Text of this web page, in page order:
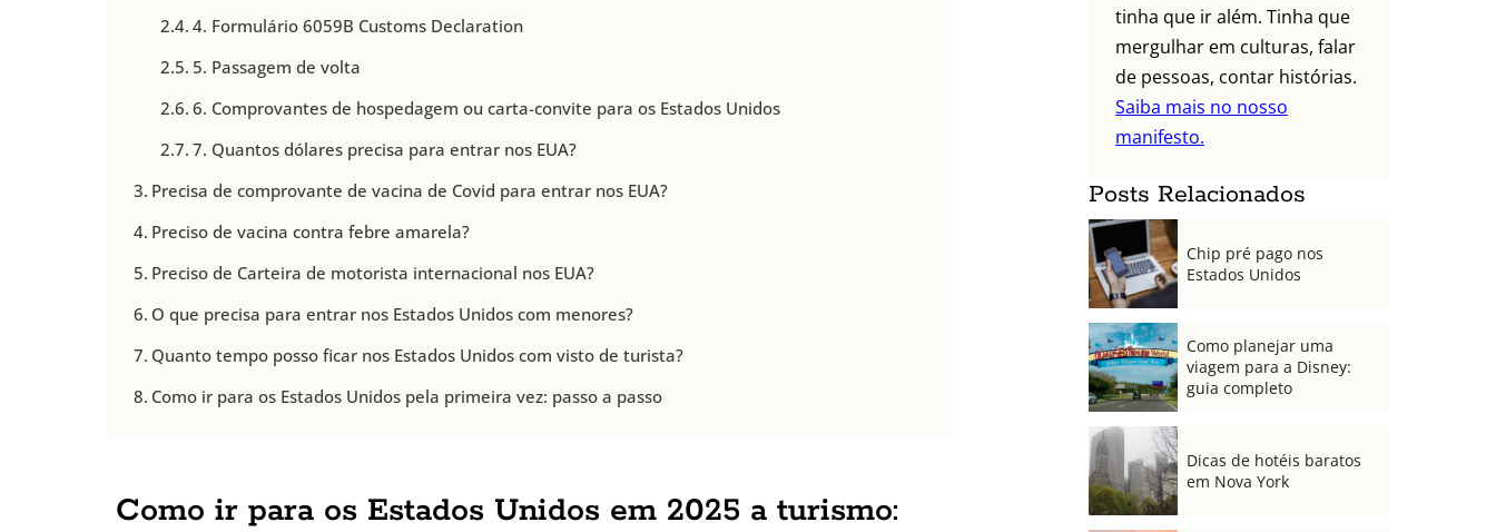
4. Formulário 6059B Customs Declaration
5. Passagem de volta
6. Comprovantes de hospedagem ou carta-convite para os Estados Unidos
7. Quantos dólares precisa para entrar nos EUA?
Precisa de comprovante de vacina de Covid para entrar nos EUA?
Preciso de vacina contra febre amarela?
Preciso de Carteira de motorista internacional nos EUA?
O que precisa para entrar nos Estados Unidos com menores?
Quanto tempo posso ficar nos Estados Unidos com visto de turista?
Como ir para os Estados Unidos pela primeira vez: passo a passo
Como ir para os Estados Unidos em 2025 a turismo:
tinha que ir além. Tinha que
mergulhar em culturas, falar
de pessoas, contar histórias.
Saiba mais no nosso
manifesto.
Posts Relacionados
Chip pré pago nos
Estados Unidos
Como planejar uma
viagem para a Disney:
guia completo
Dicas de hotéis baratos
em Nova York